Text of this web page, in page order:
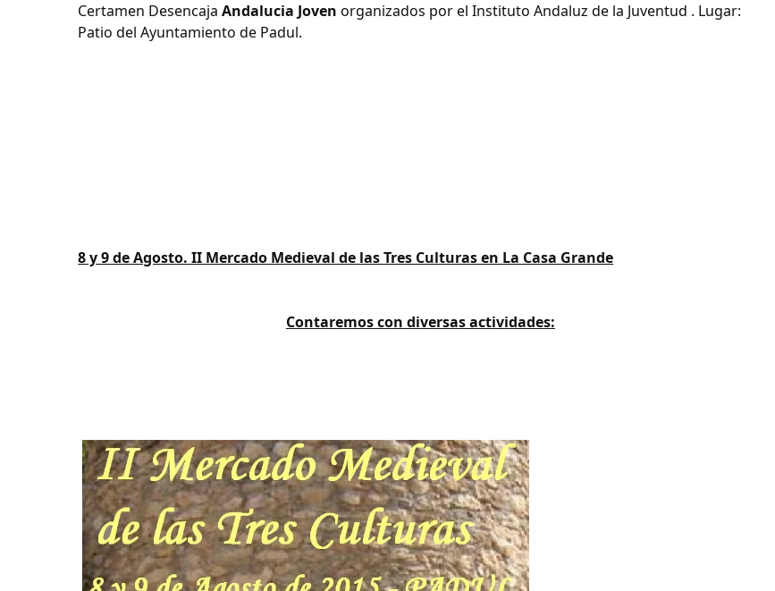
Certamen Desencaja Andalucia Jovenorganizados por el Instituto Andaluz de la Juventud . Lugar:
Patio del Ayuntamiento de Padul.
8 y 9 de Agosto. II Mercado Medieval de las Tres Culturas en La Casa Grande
Contaremos con diversas actividades: